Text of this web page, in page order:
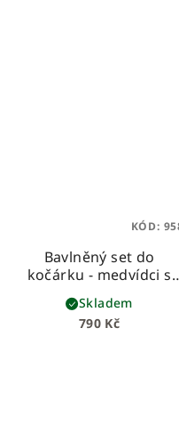
Bavlněný set do
kočárku - medvídci s
béžovou vaflí
790 Kč
Skladem
KÓD: